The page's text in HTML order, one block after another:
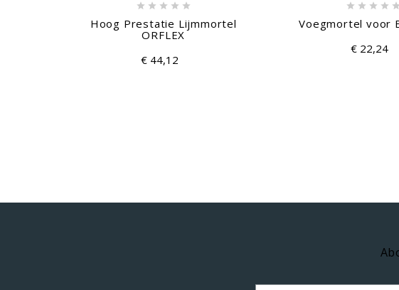
    
Hoog Prestatie Lijmmortel
ORFLEX
€ 44,12
    
Voegmortel voor
€ 22,24